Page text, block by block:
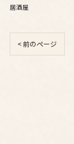
居酒屋
< 前のページ